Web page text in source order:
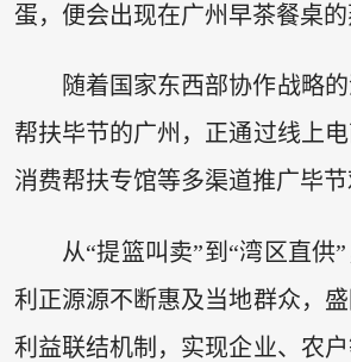
蛋，便会出现在广州早茶餐桌的
随着国家东西部协作战略
帮扶毕节的广州，正通过线上电
消费帮扶专馆等多渠道推广毕节
从“提篮叫卖”到“湾区直供
利正源源不断惠及当地群众，
利益联结机制，实现企业、农